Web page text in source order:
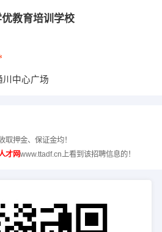
教育培训学校
川中心广场
取押金、保证金均！
才网www.ttadf.cn上看到该招聘信息的！